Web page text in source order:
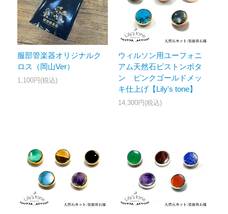
服部管楽器オリジナルク
ロス（岡山Ver）
1,100円(税込)
ウィルソン用ユーフォニ
アム天然石ピストンボタ
ン ピンクゴールドメッ
キ仕上げ【Lily's tone】
14,300円(税込)